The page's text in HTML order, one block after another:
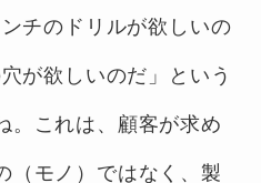
チのドリルが欲しいの
が欲しいのだ」という
。これは、顧客が求め
（モノ）ではなく、製